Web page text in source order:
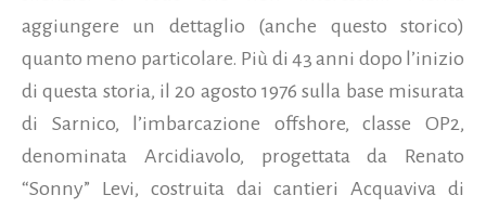
aggiungere un dettaglio (anche questo storico)
quanto meno particolare. Più di 43 anni dopo l’inizio
di questa storia, il 20 agosto 1976 sulla base misurata
di Sarnico, l’imbarcazione offshore, classe OP2,
denominata Arcidiavolo, progettata da Renato
“Sonny” Levi, costruita dai cantieri Acquaviva di